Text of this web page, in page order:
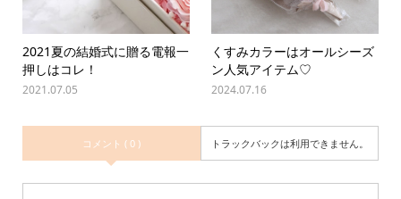
2021夏の結婚式に贈る電報一
押しはコレ！
2021.07.05
くすみカラーはオールシーズ
ン人気アイテム♡
2024.07.16
コメント ( 0 ) トラックバックは利用できません。